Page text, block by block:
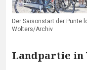
Der Saisonstart der Pünte
Wolters/Archiv
Landpartie in